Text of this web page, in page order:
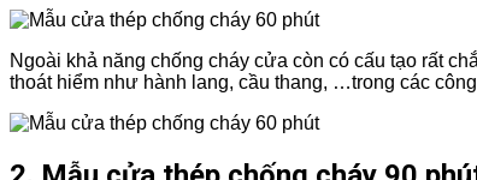
Ngoài khả năng chống cháy cửa còn có cấu tạo rất
thoát hiểm như hành lang, cầu thang, …trong các